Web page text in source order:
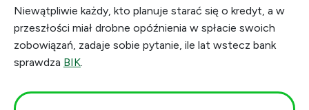
Niewątpliwie każdy, kto planuje starać się o kredyt, a w
przeszłości miał drobne opóźnienia w spłacie swoich
zobowiązań, zadaje sobie pytanie, ile lat wstecz bank
sprawdza BIK.